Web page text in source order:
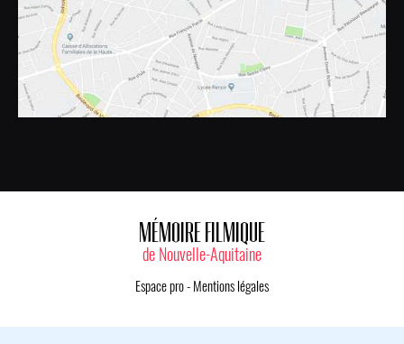
MÉMOIRE FILMIQUE
de Nouvelle-Aquitaine
Espace pro- Mentions légales